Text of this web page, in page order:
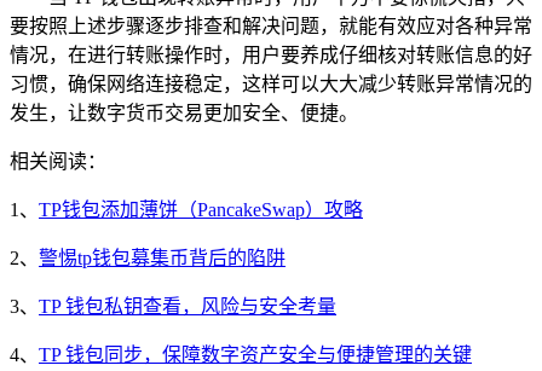
要按照上述步骤逐步排查和解决问题，就能有效应对各种异常
情况，在进行转账操作时，用户要养成仔细核对转账信息的好
习惯，确保网络连接稳定，这样可以大大减少转账异常情况的
发生，让数字货币交易更加安全、便捷。
相关阅读：
1、 TP钱包添加薄饼（PancakeSwap）攻略
2、 警惕tp钱包募集币背后的陷阱
3、 TP 钱包私钥查看，风险与安全考量
4、 TP 钱包同步，保障数字资产安全与便捷管理的关键